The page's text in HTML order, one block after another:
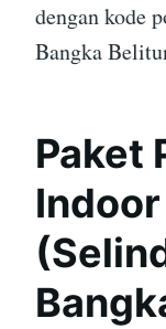
dengan kode
Bangka
Paket